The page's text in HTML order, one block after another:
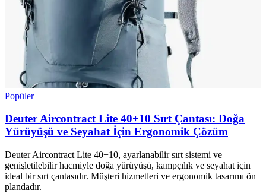
Popüler
Deuter Aircontract Lite 40+10 Sırt Çantası: Doğa
Yürüyüşü ve Seyahat İçin Ergonomik Çözüm
Deuter Aircontract Lite 40+10, ayarlanabilir sırt sistemi ve
genişletilebilir hacmiyle doğa yürüyüşü, kampçılık ve seyahat için
ideal bir sırt çantasıdır. Müşteri hizmetleri ve ergonomik tasarımı ön
plandadır.